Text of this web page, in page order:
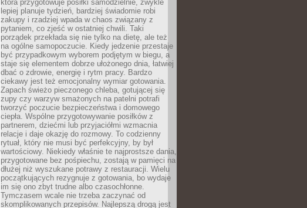
która przygotowuje posiłki samodzielnie, zwykle
lepiej planuje tydzień, bardziej świadomie robi
zakupy i rzadziej wpada w chaos związany z
pytaniem, co zjeść w ostatniej chwili. Taki
porządek przekłada się nie tylko na dietę, ale też
na ogólne samopoczucie. Kiedy jedzenie przestaje
być przypadkowym wyborem podjętym w biegu, a
staje się elementem dobrze ułożonego dnia, łatwiej
dbać o zdrowie, energię i rytm pracy. Bardzo
ciekawy jest też emocjonalny wymiar gotowania.
Zapach świeżo pieczonego chleba, gotującej się
zupy czy warzyw smażonych na patelni potrafi
tworzyć poczucie bezpieczeństwa i domowego
ciepła. Wspólne przygotowywanie posiłków z
partnerem, dziećmi lub przyjaciółmi wzmacnia
relacje i daje okazję do rozmowy. To codzienny
rytuał, który nie musi być perfekcyjny, by był
wartościowy. Niekiedy właśnie te najprostsze dania,
przygotowane bez pośpiechu, zostają w pamięci na
dłużej niż wyszukane potrawy z restauracji. Wielu
początkujących rezygnuje z gotowania, bo wydaje
im się ono zbyt trudne albo czasochłonne.
Tymczasem wcale nie trzeba zaczynać od
skomplikowanych przepisów. Najlepszą drogą jest